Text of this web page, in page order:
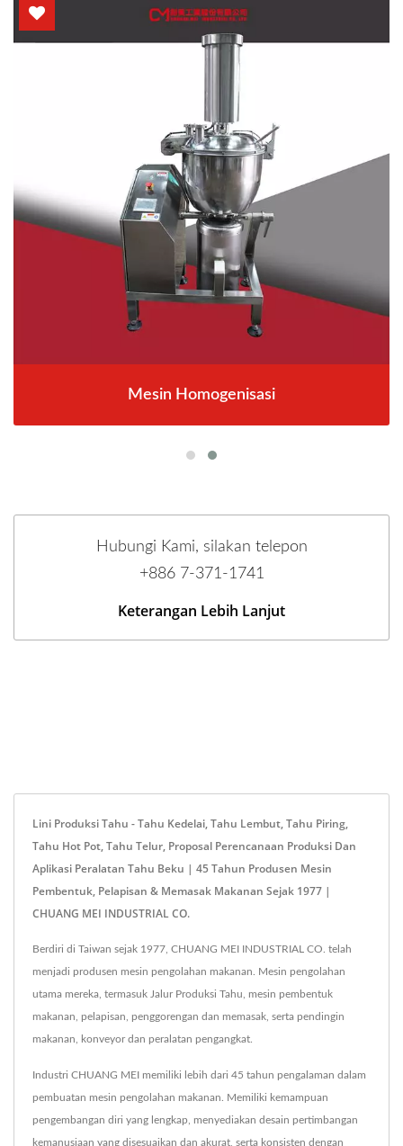
Mesin Homogenisasi
Hubungi Kami, silakan telepon
+886 7-371-1741
Keterangan Lebih Lanjut
Lini Produksi Tahu - Tahu Kedelai, Tahu Lembut, Tahu Piring,
Tahu Hot Pot, Tahu Telur, Proposal Perencanaan Produksi Dan
Aplikasi Peralatan Tahu Beku | 45 Tahun Produsen Mesin
Pembentuk, Pelapisan & Memasak Makanan Sejak 1977 |
CHUANG MEI INDUSTRIAL CO.
Berdiri di Taiwan sejak 1977, CHUANG MEI INDUSTRIAL CO. telah
menjadi produsen mesin pengolahan makanan. Mesin pengolahan
utama mereka, termasuk Jalur Produksi Tahu, mesin pembentuk
makanan, pelapisan, penggorengan dan memasak, serta pendingin
makanan, konveyor dan peralatan pengangkat.
Industri CHUANG MEI memiliki lebih dari 45 tahun pengalaman dalam
pembuatan mesin pengolahan makanan. Memiliki kemampuan
pengembangan diri yang lengkap, menyediakan desain pertimbangan
kemanusiaan yang disesuaikan dan akurat, serta konsisten dengan